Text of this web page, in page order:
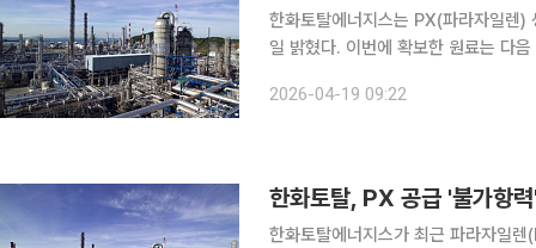
한화토탈에너지스는 PX(파라자일렌)
일 밝혔다. 이번에 확보한 원료는 다음 달 중순
월 중순부터 PX 생산량이 다시 증가
2026-04-19 09:22
한화토탈, PX 공급 '불가항
한화토탈에너지스가 최근 파라자일